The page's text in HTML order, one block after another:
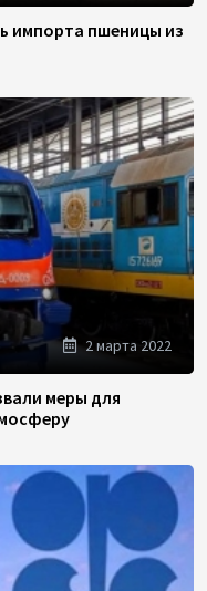
импорта пшеницы из
2 марта 2022
меры для